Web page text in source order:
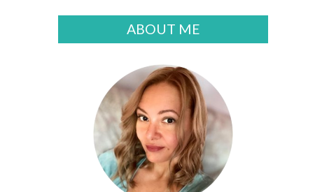
ABOUT ME